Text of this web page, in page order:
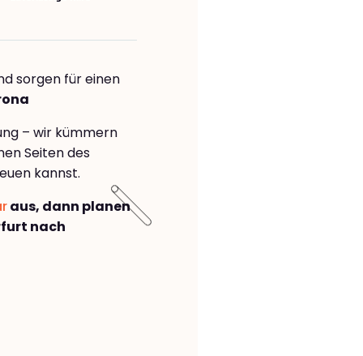
sorgen für einen
– wir kümmern
Seiten des
kannst.
aus, dann planen
nach